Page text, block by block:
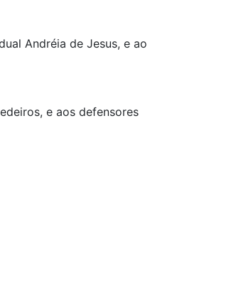
Andréia de Jesus, e ao
e aos defensores